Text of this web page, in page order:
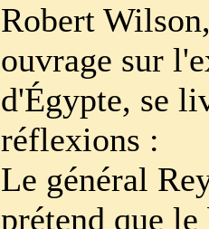
Robert
ouvrage sur
d'Égypte, se
réflexions :
Le général
prétend que